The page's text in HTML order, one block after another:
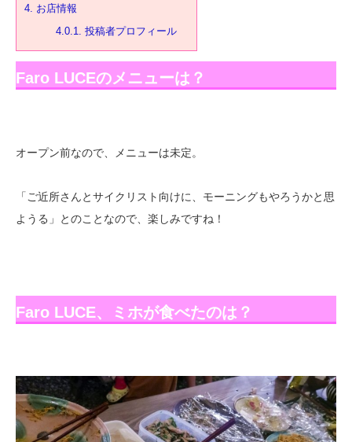
4. お店情報
4.0.1. 投稿者プロフィール
Faro LUCEのメニューは？
オープン前なので、メニューは未定。
「ご近所さんとサイクリスト向けに、モーニングもやろうかと思
ようる」とのことなので、楽しみですね！
Faro LUCE、ミホが食べたのは？